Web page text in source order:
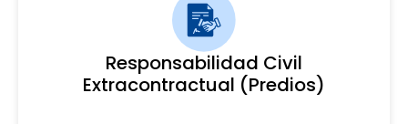
Responsabilidad Civil
Extracontractual (Predios)